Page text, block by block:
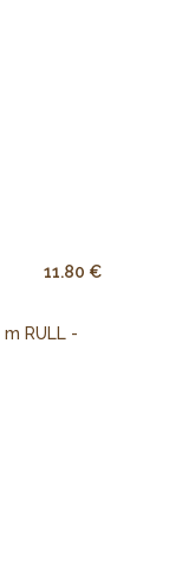
11.80 €